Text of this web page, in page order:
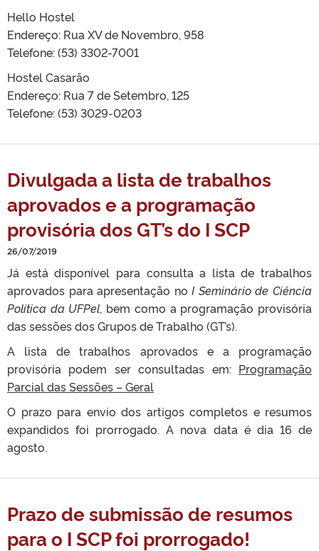
Hello Hostel
Endereço: Rua XV de Novembro, 958
Telefone: (53) 3302-7001
Hostel Casarão
Endereço: Rua 7 de Setembro, 125
Telefone: (53) 3029-0203
Divulgada a lista de trabalhos
aprovados e a programação
provisória dos GT’s do I SCP
26/07/2019
Já está disponível para consulta a lista de trabalhos
aprovados para apresentação noI Seminário de Ciência
Política da UFPel, bem como a programação provisória
das sessões dos Grupos de Trabalho (GT’s).
A lista de trabalhos aprovados e a programação
provisória podem ser consultadas em: Programação
Parcial das Sessões – Geral
O prazo para envio dos artigos completos e resumos
expandidos foi prorrogado. A nova data é dia 16 de
agosto.
Prazo de submissão de resumos
para o I SCP foi prorrogado!